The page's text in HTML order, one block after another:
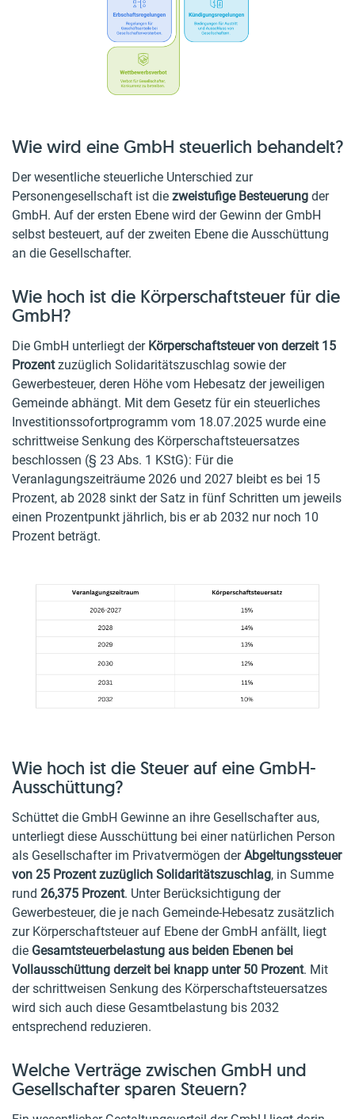
Wie wird eine GmbH steuerlich behandelt?
Der wesentliche steuerliche Unterschied zur
Personengesellschaft ist die zweistufige Besteuerung der
GmbH. Auf der ersten Ebene wird der Gewinn der GmbH
selbst besteuert, auf der zweiten Ebene die Ausschüttung
an die Gesellschafter.
Wie hoch ist die Körperschaftsteuer für die
GmbH?
Die GmbH unterliegt der Körperschaftsteuer von derzeit 15
Prozentzuzüglich Solidaritätszuschlag sowie der
Gewerbesteuer, deren Höhe vom Hebesatz der jeweiligen
Gemeinde abhängt. Mit dem Gesetz für ein steuerliches
Investitionssofortprogramm vom 18.07.2025 wurde eine
schrittweise Senkung des Körperschaftsteuersatzes
beschlossen (§ 23 Abs. 1 KStG): Für die
Veranlagungszeiträume 2026 und 2027 bleibt es bei 15
Prozent, ab 2028 sinkt der Satz in fünf Schritten um jeweils
einen Prozentpunkt jährlich, bis er ab 2032 nur noch 10
Prozent beträgt.
Wie hoch ist die Steuer auf eine GmbH-
Ausschüttung?
Schüttet die GmbH Gewinne an ihre Gesellschafter aus,
unterliegt diese Ausschüttung bei einer natürlichen Person
als Gesellschafter im Privatvermögen derAbgeltungssteuer
von 25 Prozent zuzüglich Solidaritätszuschlag, in Summe
rund 26,375 Prozent. Unter Berücksichtigung der
Gewerbesteuer, die je nach Gemeinde-Hebesatz zusätzlich
zur Körperschaftsteuer auf Ebene der GmbH anfällt, liegt
die Gesamtsteuerbelastung aus beiden Ebenen bei
Vollausschüttung derzeit bei knapp unter 50 Prozent. Mit
der schrittweisen Senkung des Körperschaftsteuersatzes
wird sich auch diese Gesamtbelastung bis 2032
entsprechend reduzieren.
Welche Verträge zwischen GmbH und
Gesellschafter sparen Steuern?